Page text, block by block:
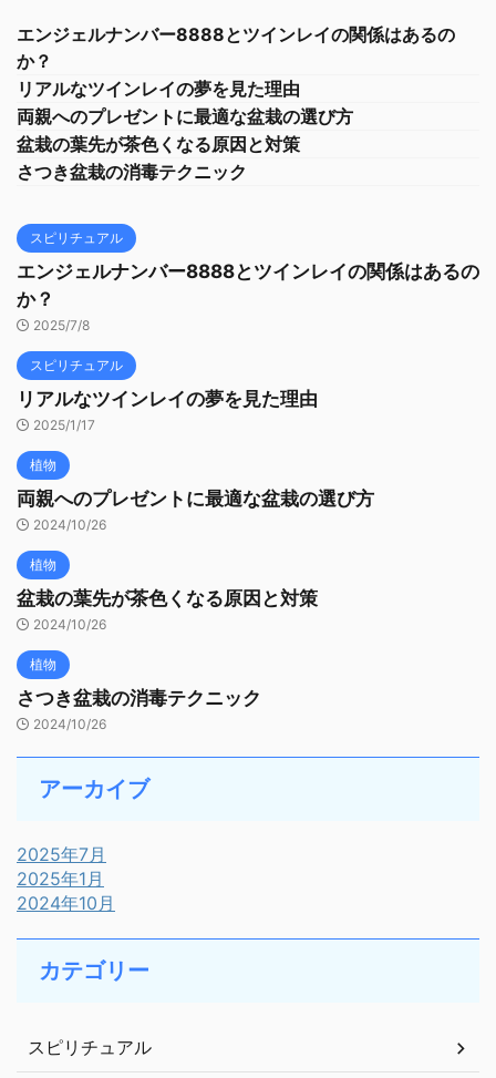
エンジェルナンバー8888とツインレイの関係はあるの
か？
リアルなツインレイの夢を見た理由
両親へのプレゼントに最適な盆栽の選び方
盆栽の葉先が茶色くなる原因と対策
さつき盆栽の消毒テクニック
スピリチュアル
エンジェルナンバー8888とツインレイの関係はあるの
か？
2025/7/8
スピリチュアル
リアルなツインレイの夢を見た理由
2025/1/17
植物
両親へのプレゼントに最適な盆栽の選び方
2024/10/26
植物
盆栽の葉先が茶色くなる原因と対策
2024/10/26
植物
さつき盆栽の消毒テクニック
2024/10/26
アーカイブ
2025年7月
2025年1月
2024年10月
カテゴリー
スピリチュアル